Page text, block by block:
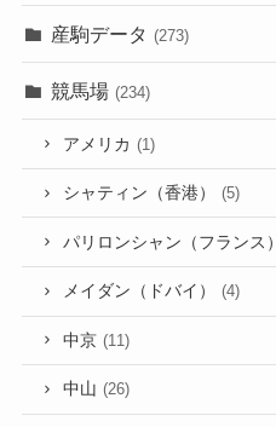
産駒データ (273)
競馬場 (234)
アメリカ (1)
シャティン（香港） (5)
パリロンシャン（フランス）
メイダン（ドバイ） (4)
中京 (11)
中山 (26)